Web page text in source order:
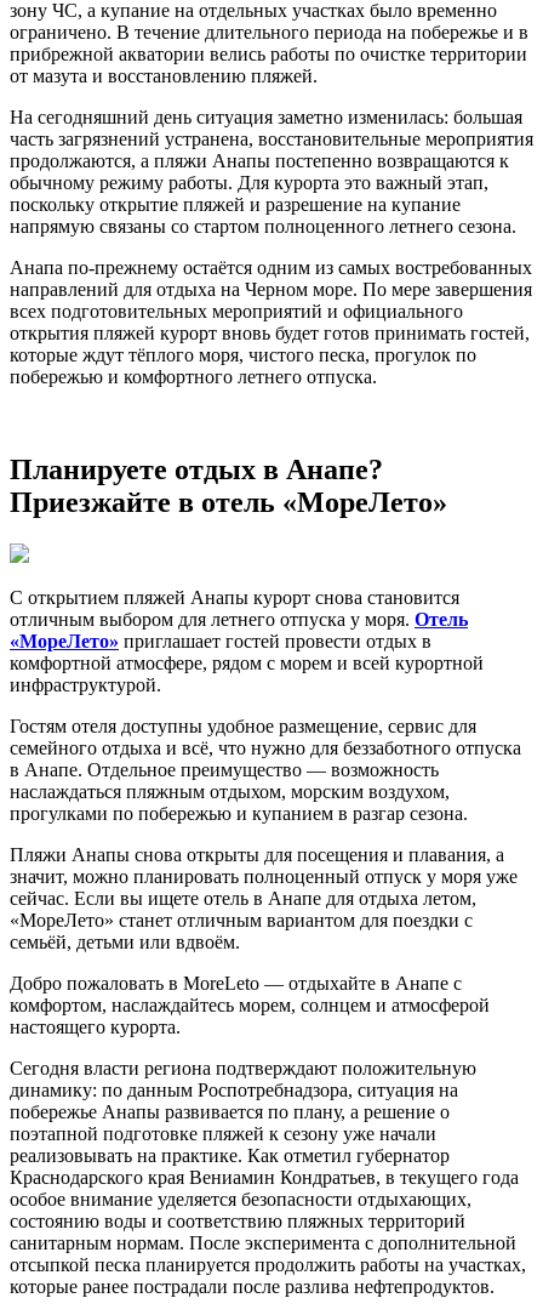
Вокруг нас
Анимация
Отзывы
Вакансии
Документы
Смотреть все
Ультра всё включено
Ресторан и бары (питание)
Пляжная зона
Анимация
Детская комната
Подогреваемый бассейн
Смотреть все
Социальные сети
зону ЧС, а купание на отдельных участках было временно
ограничено. В течение длительного периода на побережье и в
прибрежной акватории велись работы по очистке территории
от мазута и восстановлению пляжей.
На сегодняшний день ситуация заметно изменилась: большая
часть загрязнений устранена, восстановительные мероприятия
продолжаются, а пляжи Анапы постепенно возвращаются к
обычному режиму работы. Для курорта это важный этап,
поскольку открытие пляжей и разрешение на купание
напрямую связаны со стартом полноценного летнего сезона.
Анапа по-прежнему остаётся одним из самых востребованных
направлений для отдыха на Черном море. По мере завершения
всех подготовительных мероприятий и официального
открытия пляжей курорт вновь будет готов принимать гостей,
которые ждут тёплого моря, чистого песка, прогулок по
побережью и комфортного летнего отпуска.
Планируете отдых в Анапе?
Приезжайте в отель «МореЛето»
С открытием пляжей Анапы курорт снова становится
отличным выбором для летнего отпуска у моря. Отель
«МореЛето» приглашает гостей провести отдых в
комфортной атмосфере, рядом с морем и всей курортной
инфраструктурой.
Гостям отеля доступны удобное размещение, сервис для
семейного отдыха и всё, что нужно для беззаботного отпуска
в Анапе. Отдельное преимущество — возможность
наслаждаться пляжным отдыхом, морским воздухом,
прогулками по побережью и купанием в разгар сезона.
Пляжи Анапы снова открыты для посещения и плавания, а
значит, можно планировать полноценный отпуск у моря уже
сейчас. Если вы ищете отель в Анапе для отдыха летом,
«МореЛето» станет отличным вариантом для поездки с
семьёй, детьми или вдвоём.
Добро пожаловать в MoreLeto — отдыхайте в Анапе с
комфортом, наслаждайтесь морем, солнцем и атмосферой
настоящего курорта.
Сегодня власти региона подтверждают положительную
динамику: по данным Роспотребнадзора, ситуация на
побережье Анапы развивается по плану, а решение о
поэтапной подготовке пляжей к сезону уже начали
реализовывать на практике. Как отметил губернатор
Краснодарского края Вениамин Кондратьев, в текущего года
особое внимание уделяется безопасности отдыхающих,
состоянию воды и соответствию пляжных территорий
санитарным нормам. После эксперимента с дополнительной
отсыпкой песка планируется продолжить работы на участках,
которые ранее пострадали после разлива нефтепродуктов.
Смотреть предложение
Принять все Настройки cookies
Сбросить Применить
Применить